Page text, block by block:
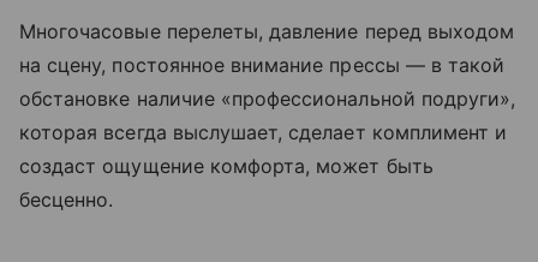
Многочасовые перелеты, давление перед выходом
на сцену, постоянное внимание прессы — в такой
обстановке наличие «профессиональной подруги»,
которая всегда выслушает, сделает комплимент и
создаст ощущение комфорта, может быть
бесценно.